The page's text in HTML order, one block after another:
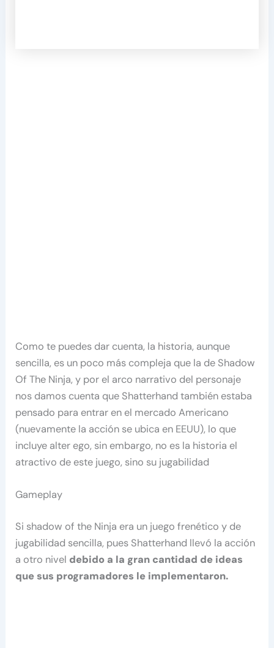
Como te puedes dar cuenta, la historia, aunque
sencilla, es un poco más compleja que la de Shadow
Of The Ninja, y por el arco narrativo del personaje
nos damos cuenta que Shatterhand también estaba
pensado para entrar en el mercado Americano
(nuevamente la acción se ubica en EEUU), lo que
incluye alter ego, sin embargo, no es la historia el
atractivo de este juego, sino su jugabilidad
Gameplay
Si shadow of the Ninja era un juego frenético y de
jugabilidad sencilla, pues Shatterhand llevó la acción
a otro nivel debido a la gran cantidad de ideas
que sus programadores le implementaron.